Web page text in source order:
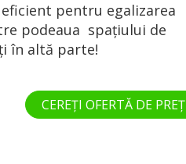
pentru egalizarea
podeaua spaţiului de
în altă parte!
CEREȚI OFERTĂ DE PREȚ